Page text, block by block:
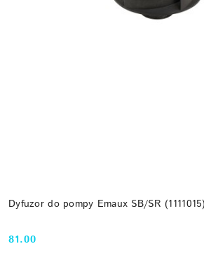
Dyfuzor do pompy Emaux SB/SR
Cena:
81.00